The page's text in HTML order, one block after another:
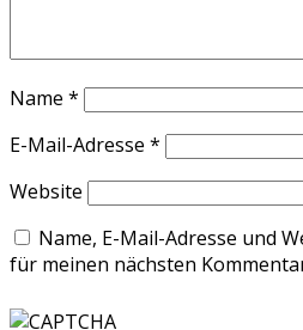
Name *
E-Mail-Adresse *
Website
Name, E-Mail-Adresse und
für meinen nächsten